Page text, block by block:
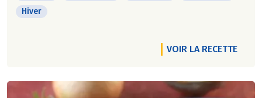
Hiver
VOIR LA RECETTE